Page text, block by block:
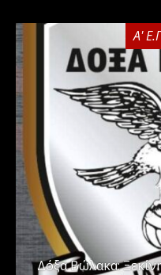
Α'
Δόξα Βώλακα: